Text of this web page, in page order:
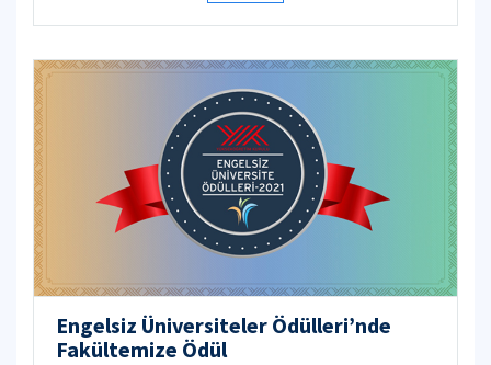
Engelsiz Üniversiteler Ödülleri’nde
Fakültemize Ödül